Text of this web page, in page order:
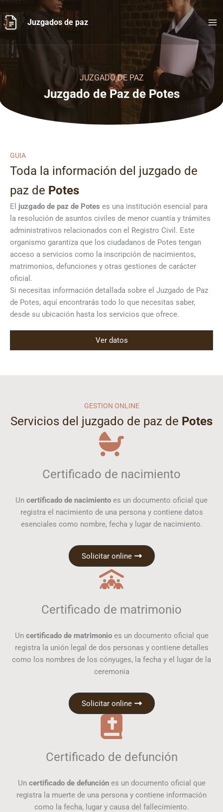
al
contenido
Juzgados de paz
JUZGADO DE PAZ
Juzgado de Paz de Potes
GUIA
Toda la información del juzgado de
paz de Potes
El juzgado de paz de Potes es una institución esencial para
la resolución de asuntos civiles de menor cuantía y trámites
administrativos relacionados con el Registro Civil. Este
organismo garantiza que los ciudadanos de Potes tengan
acceso a servicios como la inscripción de nacimientos,
matrimonios, defunciones y otras gestiones de carácter
oficial.
Si necesitas información detallada sobre el Juzgado de Paz
de Potes, aquí encontrarás todo lo que necesitas saber,
desde su ubicación hasta los servicios que ofrece.
Ver datos
GESTION ONLINE
Servicios del juzgado de paz de Potes
Certificado de nacimiento
Un certificado de nacimiento es un documento oficial que
registra el nacimiento de una persona y contiene datos
esenciales como nombre, fecha y lugar de nacimiento.
Solicitar online
Certificado de matrimonio
Un certificado de matrimonioes un documento oficial que
registra la unión legal de dos personas y contiene detalles
como los nombres de los cónyuges, la fecha y el lugar de la
ceremonia
Solicitar online
Certificado de defunción
Un certificado de defunciónes un documento oficial que
registra la muerte de una persona y contiene información
como la fecha, lugar y causa del fallecimiento.